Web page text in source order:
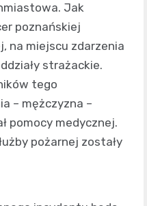
Jak
poznańskiej
na miejscu zdarzenia
strażackie.
tego
– mężczyzna –
pomocy medycznej.
pożarnej zostały